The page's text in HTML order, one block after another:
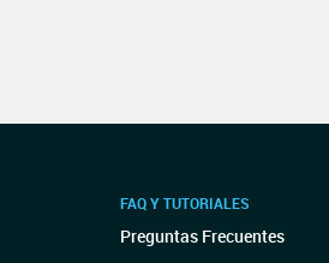
FAQ Y TUTORIALES
Preguntas Frecuentes